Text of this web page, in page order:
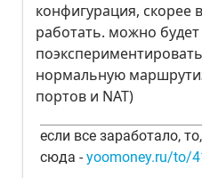
конфигурация, скорее
работать. можно будет
нормальную
портов и NAT)
если все заработало,
сюда -yoomoney.ru/to/